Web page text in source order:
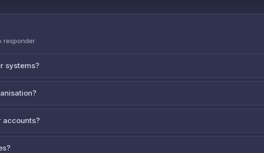
responder
systems?
accounts?